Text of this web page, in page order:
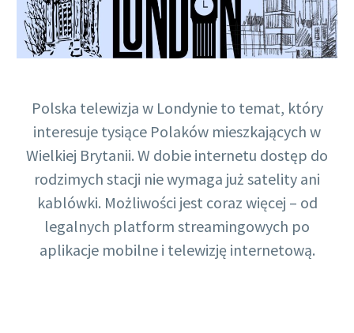
Polska telewizja w Londynie to temat, który
interesuje tysiące Polaków mieszkających w
Wielkiej Brytanii. W dobie internetu dostęp do
rodzimych stacji nie wymaga już satelity ani
kablówki. Możliwości jest coraz więcej – od
legalnych platform streamingowych po
aplikacje mobilne i telewizję internetową.